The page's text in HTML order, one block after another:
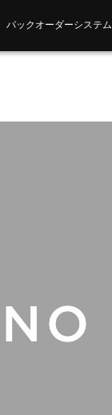
バックオーダーシステム